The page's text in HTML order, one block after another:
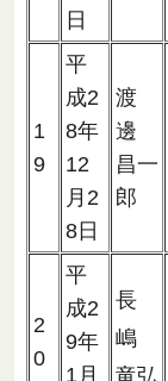
日
1
9
平
成2
8年
12
月2
8日
渡
邊
昌一
郎
2
0
平
成2
9年
1月
長
嶋
竜弘